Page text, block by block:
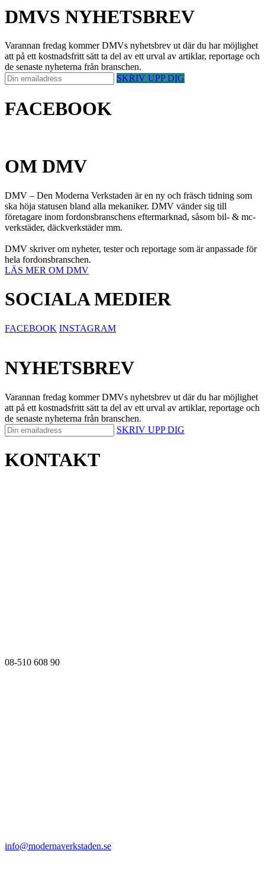
DMVS NYHETSBREV
Varannan fredag kommer DMVs nyhetsbrev ut där du har möjlighet
att på ett kostnadsfritt sätt ta del av ett urval av artiklar, reportage och
de senaste nyheterna från branschen.
SKRIV UPP DIG
FACEBOOK
OM DMV
DMV – Den Moderna Verkstaden är en ny och fräsch tidning som
ska höja statusen bland alla mekaniker. DMV vänder sig till
företagare inom fordonsbranschens eftermarknad, såsom bil- & mc-
verkstäder, däckverkstäder mm.
DMV skriver om nyheter, tester och reportage som är anpassade för
hela fordonsbranschen.
LÄS MER OM DMV
SOCIALA MEDIER
FACEBOOK INSTAGRAM
NYHETSBREV
Varannan fredag kommer DMVs nyhetsbrev ut där du har möjlighet
att på ett kostnadsfritt sätt ta del av ett urval av artiklar, reportage och
de senaste nyheterna från branschen.
SKRIV UPP DIG
KONTAKT
08-510 608 90
info@modernaverkstaden.se